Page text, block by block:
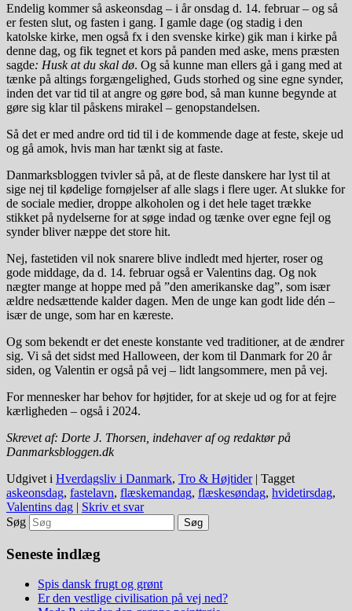
Endelig kommer så askeonsdag – i år onsdag d. 14. februar – og så
er festen slut, og fasten i gang. I gamle dage (og stadig i den
katolske kirke, men også fx i den svenske kirke) gik man i kirke på
denne dag, og fik tegnet et kors på panden med aske, mens præsten
sagde: Husk at du skal dø. Og så kunne man ellers gå i gang med at
tænke på altings forgængelighed, Guds storhed og sine egne synder,
inden det var tid til at angre og gøre bod, så man kunne begynde at
gøre sig klar til påskens mirakel – genopstandelsen.
Så det er med andre ord tid til i de kommende dage at feste, skeje ud
og gå amok, hvis man har tænkt sig at faste.
Danmarksbloggen tvivler så på, at de fleste danskere har lyst til at
sige nej til kødelige fornøjelser af alle slags i flere uger. At slukke for
de sociale medier, droppe alkoholen og i det hele taget trække
stikket på nydelserne for at søge indad og tænke over egne fejl og
synder bliver næppe det store hit.
Nej, fastetiden vil nok snarere blive indledt med hjerter, roser og
gode middage, da d. 14. februar også er Valentins dag. Og nok
nægter mange at hoppe med på ”den amerikanske dag”, som især
ældre nedsættende kalder dagen. Men de unge kan godt lide dén –
især de unge, som har en kæreste.
Og som bekendt er det eneste konstante ved traditioner, at de ændrer
sig. Vi så det sidst med Halloween, der kom til Danmark for 20 år
siden, og Valentin er også på vej – lidt langsommere, men på vej.
For mennesker har behov for højtider, for at skeje ud og for at fejre
kærligheden – også i 2024.
Skrevet af: Dorte J. Thorsen, indehaver af og redaktør på
Danmarksbloggen.dk
Udgivet i Hverdagsliv i Danmark, Tro & Højtider | Tagget
askeonsdag, fastelavn, flæskemandag, flæskesøndag, hvidetirsdag,
Valentins dag | Skriv et svar
Søg
Seneste indlæg
Spis dansk frugt og grønt
Er den vestlige civilisation på vej ned?